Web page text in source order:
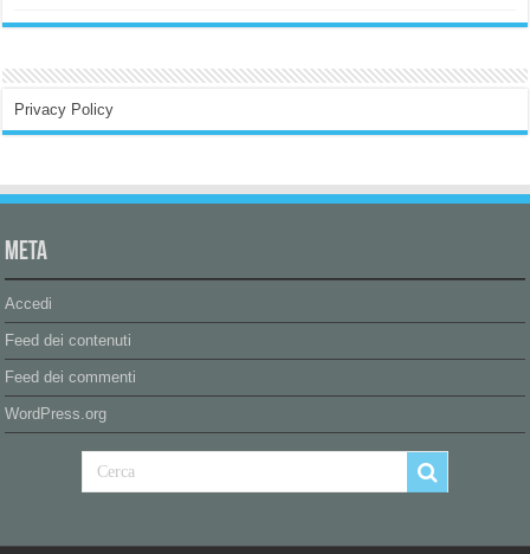
Privacy Policy
Meta
Accedi
Feed dei contenuti
Feed dei commenti
WordPress.org